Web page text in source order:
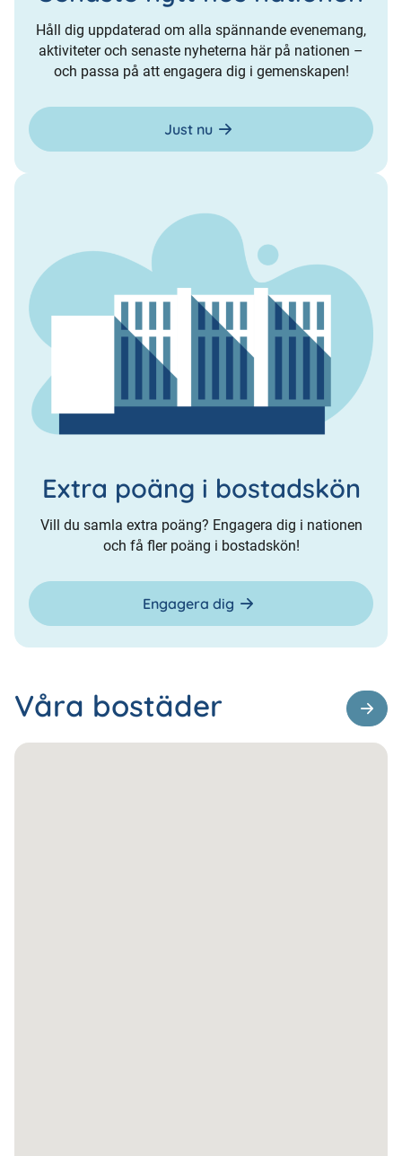
Håll dig uppdaterad om alla spännande evenemang,
aktiviteter och senaste nyheterna här på nationen –
och passa på att engagera dig i gemenskapen!
Just nu
Extra poäng i bostadskön
Vill du samla extra poäng? Engagera dig i nationen
och få fler poäng i bostadskön!
Engagera dig
Våra bostäder